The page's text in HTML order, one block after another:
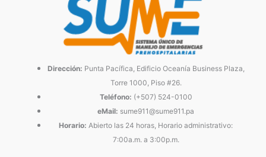
Dirección: Punta Pacífica, Edificio Oceanía Business Plaza,
Torre 1000, Piso #26.
Teléfono: (+507) 524-0100
eMail: sume911@sume911.pa
Horario: Abierto las 24 horas, Horario administrativo:
7:00a.m. a 3:00p.m.